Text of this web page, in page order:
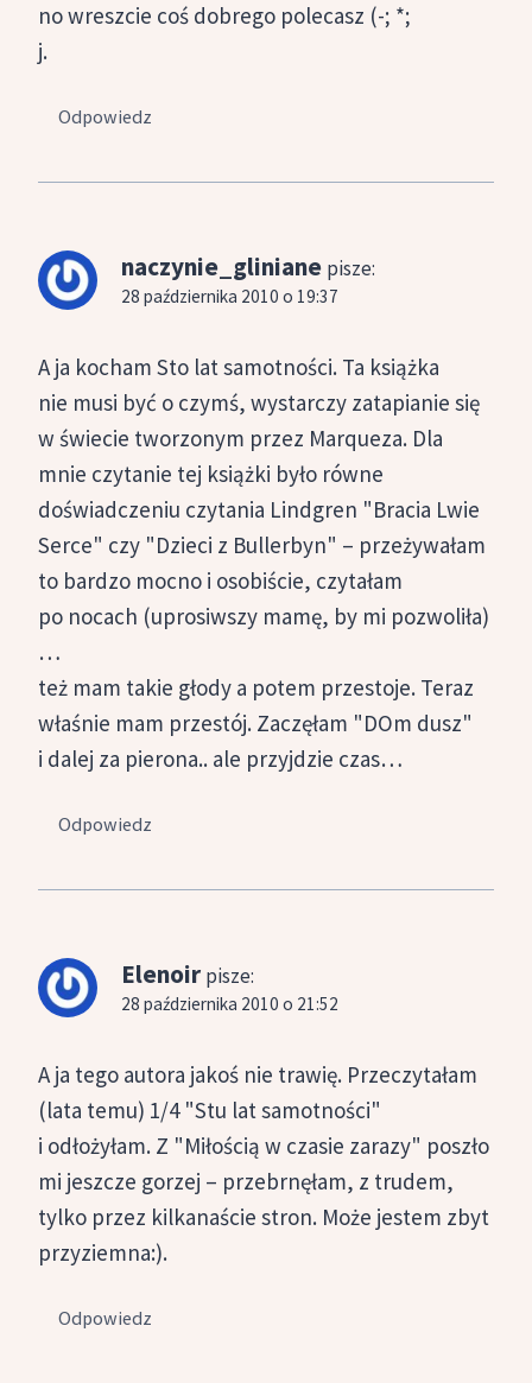
no wreszcie coś dobrego polecasz (-; *;
j.
Odpowiedz
naczynie_gliniane pisze:
28 października 2010 o 19:37
A ja kocham Sto lat samotności. Ta książka
nie musi być o czymś, wystarczy zatapianie się
w świecie tworzonym przez Marqueza. Dla
mnie czytanie tej książki było równe
doświadczeniu czytania Lindgren "Bracia Lwie
Serce" czy "Dzieci z Bullerbyn" – przeżywałam
to bardzo mocno i osobiście, czytałam
po nocach (uprosiwszy mamę, by mi pozwoliła)
…
też mam takie głody a potem przestoje. Teraz
właśnie mam przestój. Zaczęłam "DOm dusz"
i dalej za pierona.. ale przyjdzie czas…
Odpowiedz
Elenoir pisze:
28 października 2010 o 21:52
A ja tego autora jakoś nie trawię. Przeczytałam
(lata temu) 1/4 "Stu lat samotności"
i odłożyłam. Z "Miłością w czasie zarazy" poszło
mi jeszcze gorzej – przebrnęłam, z trudem,
tylko przez kilkanaście stron. Może jestem zbyt
przyziemna:).
Odpowiedz